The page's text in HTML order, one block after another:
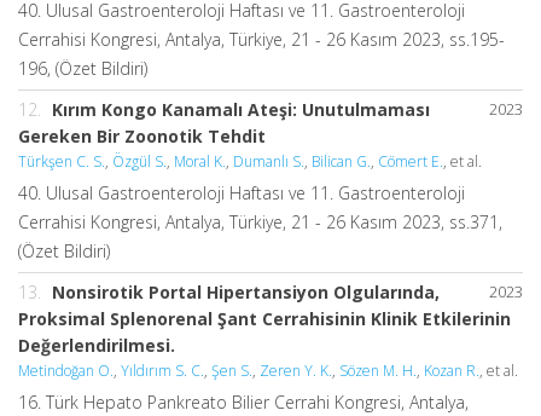
40. Ulusal Gastroenteroloji Haftası ve 11. Gastroenteroloji
Cerrahisi Kongresi, Antalya, Türkiye, 21 - 26 Kasım 2023, ss.195-
196, (Özet Bildiri)
2023
12. Kırım Kongo Kanamalı Ateşi: Unutulmaması
Gereken Bir Zoonotik Tehdit
Türkşen C. S., Özgül S., Moral K., Dumanlı S., Bilican G., Cömert E., et al.
40. Ulusal Gastroenteroloji Haftası ve 11. Gastroenteroloji
Cerrahisi Kongresi, Antalya, Türkiye, 21 - 26 Kasım 2023, ss.371,
(Özet Bildiri)
2023
13. Nonsirotik Portal Hipertansiyon Olgularında,
Proksimal Splenorenal Şant Cerrahisinin Klinik Etkilerinin
Değerlendirilmesi.
Metindoğan O., Yıldırım S. C., Şen S., Zeren Y. K., Sözen M. H., Kozan R., et al.
16. Türk Hepato Pankreato Bilier Cerrahi Kongresi, Antalya,